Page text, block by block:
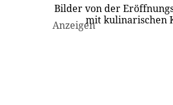
Bilder von der
mit kulinarischen
Anzeigen